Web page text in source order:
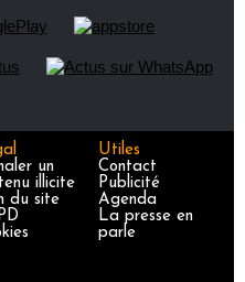
un
illicite
du site
Utiles
Contact
Publicité
Agenda
La presse en
parle